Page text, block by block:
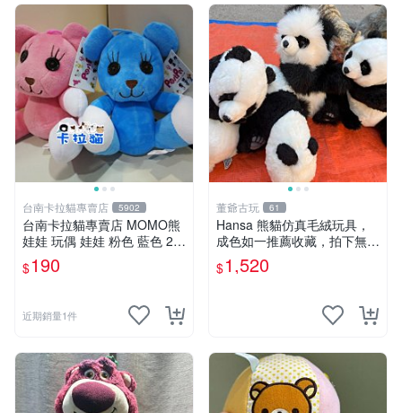
台南卡拉貓專賣店 5902
台南卡拉貓專賣店 MOMO熊
娃娃 玩偶 娃娃 粉色 藍色 2色
分售
$190
近期銷量1件
董爺古玩 61
Hansa 熊貓仿真毛絨玩具，
成色如一推薦收藏，拍下無疑
心 熊貓 毛絨玩具 收藏
$1,520